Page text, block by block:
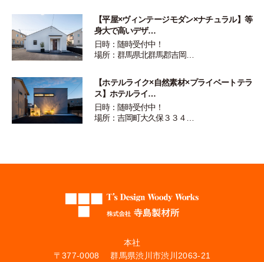
【平屋×ヴィンテージモダン×ナチュラル】等
身大で高いデザ…
日時：随時受付中！
場所：群馬県北群馬郡吉岡…
【ホテルライク×自然素材×プライベートテラ
ス】ホテルライ…
日時：随時受付中！
場所：吉岡町大久保３３４…
本社
〒377-0008 群馬県渋川市渋川2063-21